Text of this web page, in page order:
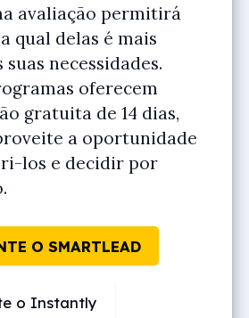
avaliação permitirá
qual delas é mais
suas necessidades.
oferecem
gratuita de 14 dias,
a oportunidade
los e decidir por
O SMARTLEAD
o Instantly